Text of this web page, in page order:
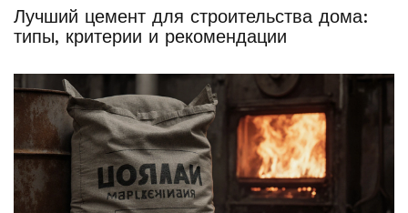
Лучший цемент для строительства дома:
типы, критерии и рекомендации